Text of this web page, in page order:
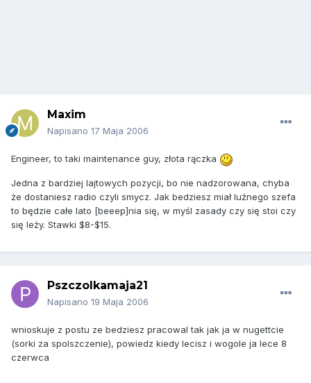
Maxim
Napisano 17 Maja 2006
Engineer, to taki maintenance guy, złota rączka
Jedna z bardziej lajtowych pozycji, bo nie nadzorowana, chyba
że dostaniesz radio czyli smycz. Jak bedziesz miał luźnego szefa
to będzie całe lato [beeep]nia się, w myśl zasady czy się stoi czy
się leży. Stawki $8-$15.
Pszczolkamaja21
Napisano 19 Maja 2006
wnioskuje z postu ze bedziesz pracowal tak jak ja w nugettcie
(sorki za spolszczenie), powiedz kiedy lecisz i wogole ja lece 8
czerwca